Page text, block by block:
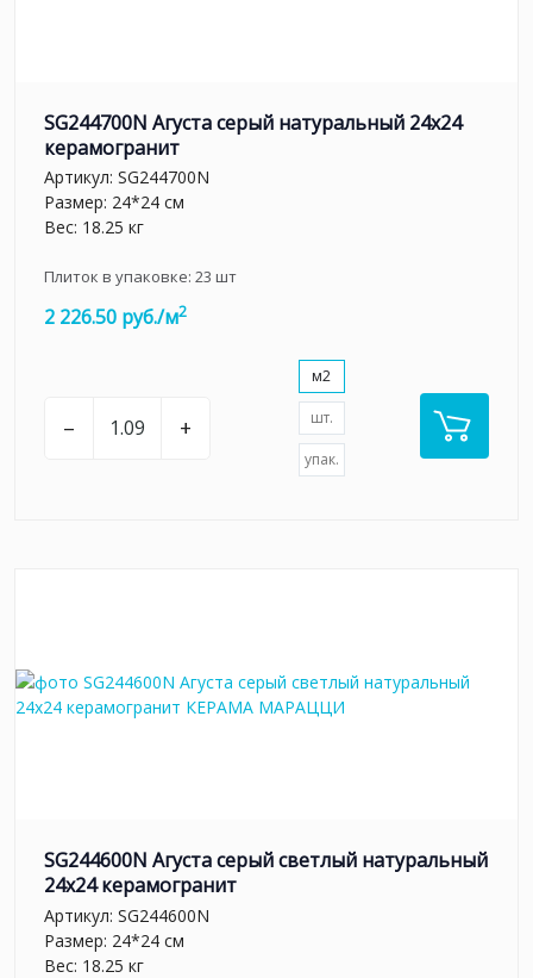
SG244700N Агуста серый натуральный 24х24
керамогранит
Артикул: SG244700N
Размер: 24*24 см
Вес: 18.25 кг
Плиток в упаковке: 23 шт
2 226.50 руб./м2
– +
м2
шт.
упак.
SG244600N Агуста серый светлый натуральный
24х24 керамогранит
Артикул: SG244600N
Размер: 24*24 см
Вес: 18.25 кг